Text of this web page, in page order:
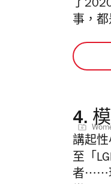
了
事，都
4.
講起
至「
者⋯⋯